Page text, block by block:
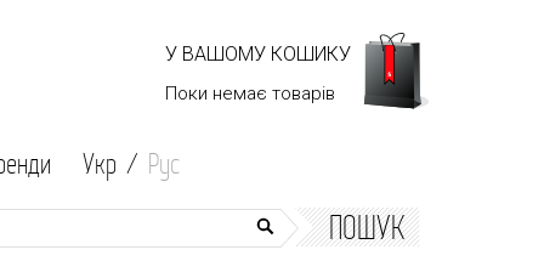
У ВАШОМУ КОШИКУ
Поки немає товарів
Укр / Рус
ПОШУК